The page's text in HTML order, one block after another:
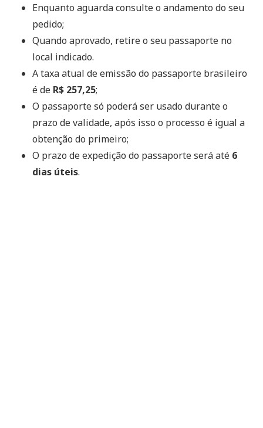
Enquanto aguarda consulte o andamento do seu
pedido;
Quando aprovado, retire o seu passaporte no
local indicado.
A taxa atual de emissão do passaporte brasileiro
é de R$ 257,25;
O passaporte só poderá ser usado durante o
prazo de validade, após isso o processo é igual a
obtenção do primeiro;
O prazo de expedição do passaporte será até 6
dias úteis.